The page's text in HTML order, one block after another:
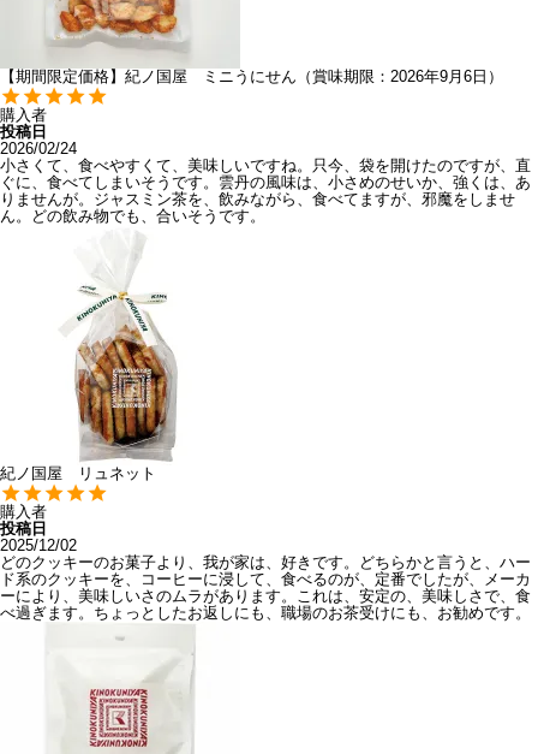
【期間限定価格】紀ノ国屋 ミニうにせん（賞味期限：2026年9月6日）
購入者
投稿日
2026/02/24
小さくて、食べやすくて、美味しいですね。只今、袋を開けたのですが、直
ぐに、食べてしまいそうです。雲丹の風味は、小さめのせいか、強くは、あ
りませんが。ジャスミン茶を、飲みながら、食べてますが、邪魔をしませ
ん。どの飲み物でも、合いそうです。
紀ノ国屋 リュネット
購入者
投稿日
2025/12/02
どのクッキーのお菓子より、我が家は、好きです。どちらかと言うと、ハー
ド系のクッキーを、コーヒーに浸して、食べるのが、定番でしたが、メーカ
ーにより、美味しいさのムラがあります。これは、安定の、美味しさで、食
べ過ぎます。ちょっとしたお返しにも、職場のお茶受けにも、お勧めです。